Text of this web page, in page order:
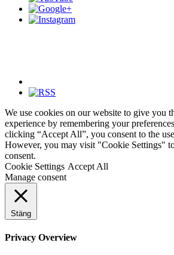
We use cookies on our website to give you
experience by remembering your
clicking “Accept All”, you consent to the
However, you may visit "Cookie Settings"
consent.
Cookie Settings Accept All
Manage consent
Stäng
Privacy Overview